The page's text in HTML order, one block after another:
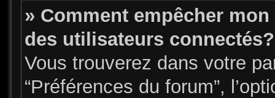
» Comment empêcher
des utilisateurs connectés?
Vous trouverez dans votre
“Préférences du forum”,